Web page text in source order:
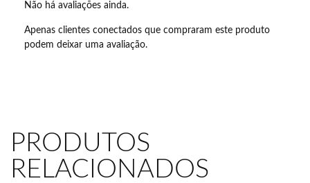
Não há avaliações ainda.
Apenas clientes conectados que compraram este produto
podem deixar uma avaliação.
PRODUTOS
RELACIONADOS